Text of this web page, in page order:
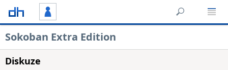
Sokoban Extra Edition
Diskuze